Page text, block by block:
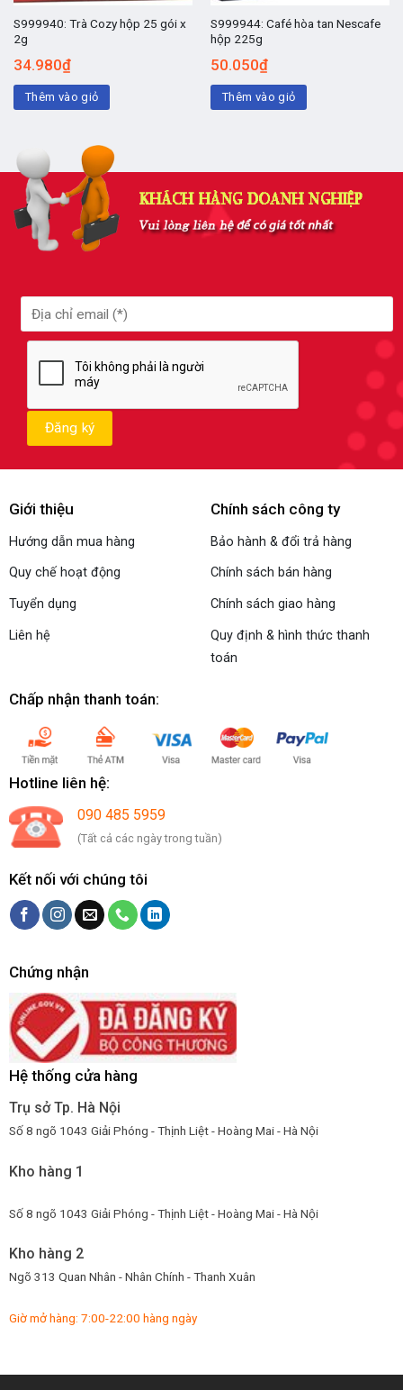
S999940: Trà Cozy hộp 25 gói x
2g
34.980₫
Thêm vào giỏ
S999944: Café hòa tan Nescafe
hộp 225g
50.050₫
Thêm vào giỏ
Giới thiệu
Hướng dẫn mua hàng
Quy chế hoạt động
Tuyển dụng
Liên hệ
Chính sách công ty
Bảo hành & đổi trả hàng
Chính sách bán hàng
Chính sách giao hàng
Quy định & hình thức thanh
toán
Chấp nhận thanh toán:
Hotline liên hệ:
090 485 5959
(Tất cả các ngày trong tuần)
Kết nối với chúng tôi
Chứng nhận
Hệ thống cửa hàng
Trụ sở Tp. Hà Nội
Số 8 ngõ 1043 Giải Phóng - Thịnh Liệt - Hoàng Mai - Hà Nội
Kho hàng 1
Số 8 ngõ 1043 Giải Phóng - Thịnh Liệt - Hoàng Mai - Hà Nội
Kho hàng 2
Ngõ 313 Quan Nhân - Nhân Chính - Thanh Xuân
Giờ mở hàng: 7:00-22:00 hàng ngày